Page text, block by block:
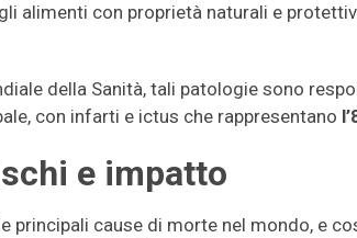
alimenti con proprietà naturali e
della Sanità, tali patologie sono
con infarti e ictus che rappresentano
e impatto
principali cause di morte nel mondo, e